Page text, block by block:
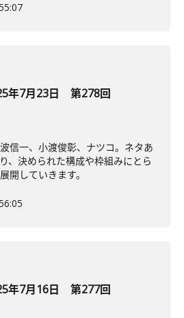
年7月23日 第278回
信一、小渡俊彰、ナツコ。ネタあ
、決められた構成や枠組みにとら
開していきます。
年7月16日 第277回